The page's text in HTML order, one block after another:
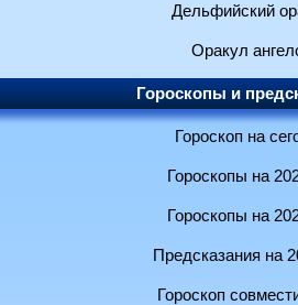
Дельфийский
Оракул
Гороскопы и
Гороскоп на
Гороскопы на
Гороскопы на
Предсказания на
Гороскоп